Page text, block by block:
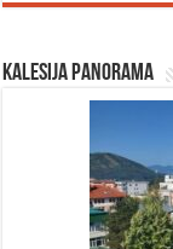
Kalesija panorama